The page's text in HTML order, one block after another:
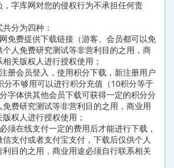
字库网对您的侵权行为不承担任何责
分为四种：
免费提供下载链接（游客、会员都可以免
人免费研究测试等非营利目的之用，商
关版权人进行授权使用；
册会员登入，使用积分下载，新注册用户
分不够用可以进行积分充值（10积分等于
字体供其他会员下载可获得一定的积分分
费研究测试等非营利目的之用，商业用
权人进行授权使用；
须在线支付一定的费用后才能进行下载，
支付或者支付宝支付，下载后仅供个人
目的之用，商业用途必须自行联系相关